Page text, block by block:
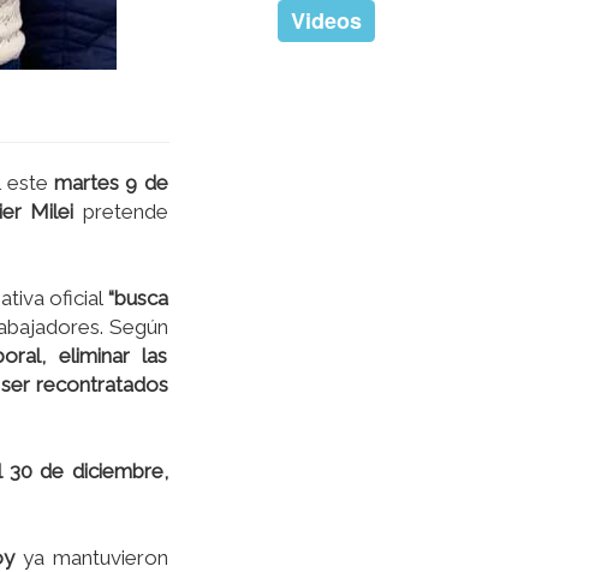
este martes 9 de
Milei pretende
oficial “busca
Según
eliminar las
recontratados
30 de diciembre,
ya mantuvieron
Videos